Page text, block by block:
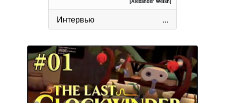
Интервью ...